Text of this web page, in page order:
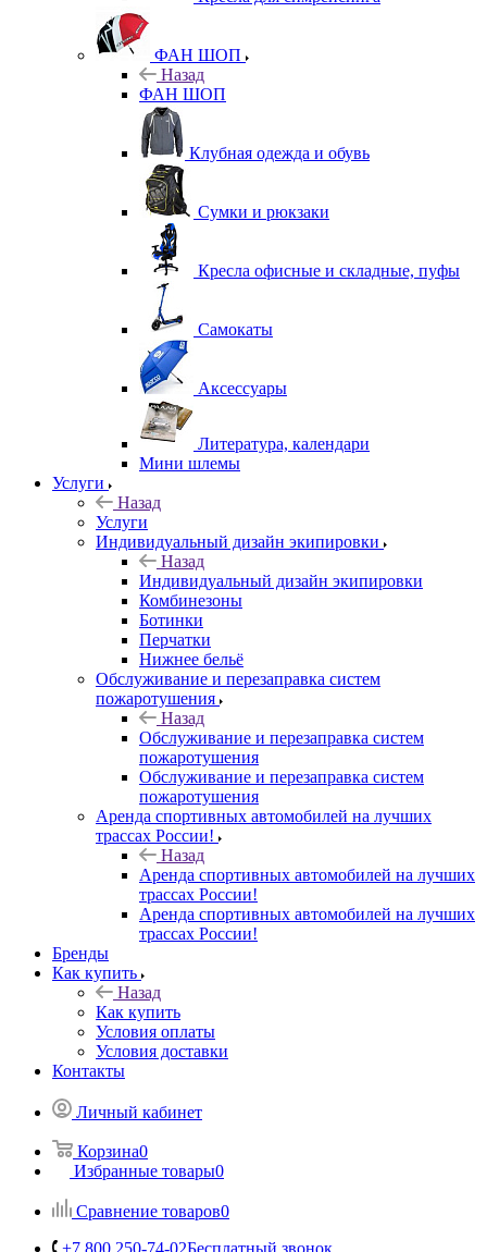
ФАН ШОП
Назад
ФАН ШОП
Клубная одежда и обувь
Сумки и рюкзаки
Кресла офисные и складные, пуфы
Самокаты
Аксессуары
Литература, календари
Мини шлемы
Услуги
Назад
Услуги
Индивидуальный дизайн экипировки
Назад
Индивидуальный дизайн экипировки
Комбинезоны
Ботинки
Перчатки
Нижнее бельё
Обслуживание и перезаправка систем
пожаротушения
Назад
Обслуживание и перезаправка систем
пожаротушения
Обслуживание и перезаправка систем
пожаротушения
Аренда спортивных автомобилей на лучших
трассах России!
Назад
Аренда спортивных автомобилей на лучших
трассах России!
Аренда спортивных автомобилей на лучших
трассах России!
Бренды
Как купить
Назад
Как купить
Условия оплаты
Условия доставки
Контакты
Личный кабинет
Корзина0
Избранные товары0
Сравнение товаров0
+7 800 250-74-02Бесплатный звонок